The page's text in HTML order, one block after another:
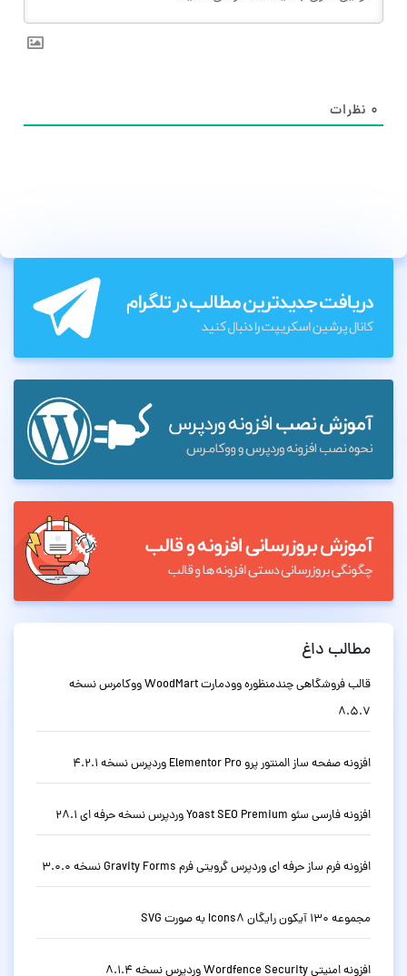
۰ نظرات
مطالب داغ
قالب فروشگاهی چندمنظوره وودمارت WoodMart ووکامرس نسخه
8.5.7
افزونه صفحه ساز المنتور پرو Elementor Pro وردپرس نسخه 4.2.1
افزونه فارسی سئو Yoast SEO Premium وردپرس نسخه حرفه ای 28.1
افزونه فرم ساز حرفه ای وردپرس گرویتی فرم Gravity Forms نسخه 3.0.0
مجموعه 130 آیکون رایگان Icons8 به صورت SVG
افزونه امنیتی Wordfence Security وردپرس نسخه 8.1.4